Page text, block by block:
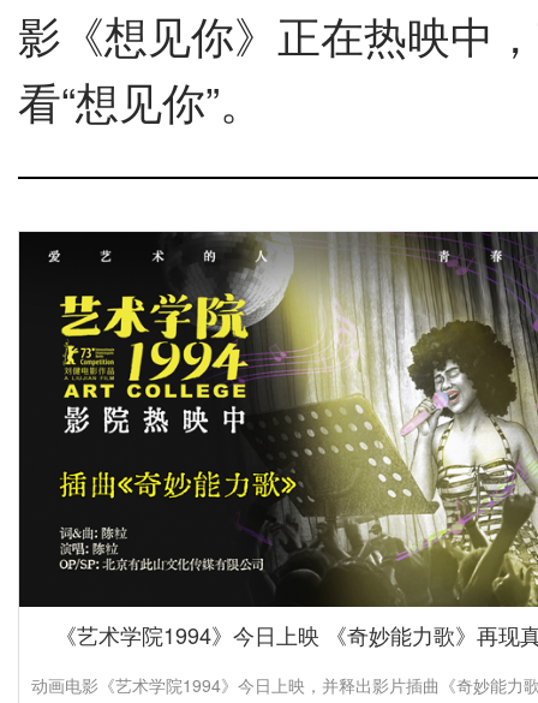
影《想见你》正在热映中
看“想见你”。
《艺术学院1994》今日上映 《奇妙能力歌》再现
动画电影《艺术学院1994》今日上映，并释出影片插曲《奇妙能力